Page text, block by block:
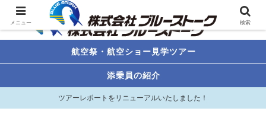
航空祭・航空ショー見学ツアー
添乗員の紹介
ツアーレポートをリニューアルいたしました！
メニュー 検索